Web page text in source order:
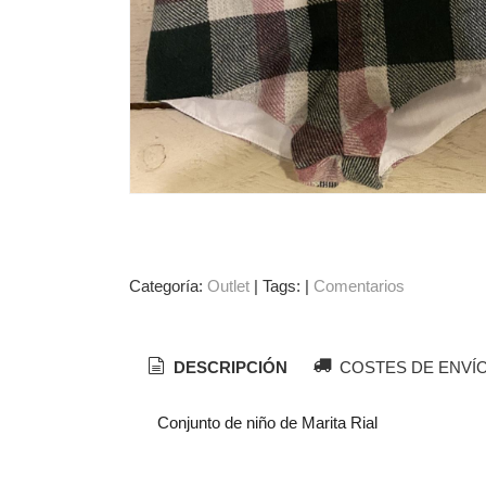
Categoría: Outlet| Tags: | Comentarios
DESCRIPCIÓN COSTES DE
Conjunto de niño de Marita Rial